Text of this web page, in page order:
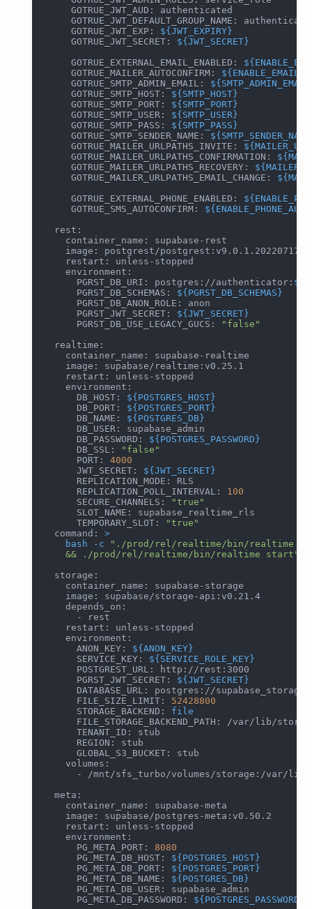
     GOTRUE_JWT_AUD: authenticated
GOTRUE_JWT_DEFAULT_GROUP_NAME:
     GOTRUE_JWT_EXP:
${JWT_EXPIRY}
     GOTRUE_JWT_SECRET:
${JWT_SECRET}
     GOTRUE_EXTERNAL_EMAIL_ENABLED:
     GOTRUE_MAILER_AUTOCONFIRM:
     GOTRUE_SMTP_ADMIN_EMAIL:
     GOTRUE_SMTP_HOST:
${SMTP_HOST}
     GOTRUE_SMTP_PORT:
${SMTP_PORT}
     GOTRUE_SMTP_USER:
${SMTP_USER}
     GOTRUE_SMTP_PASS:
${SMTP_PASS}
     GOTRUE_SMTP_SENDER_NAME:
     GOTRUE_MAILER_URLPATHS_INVITE:
     GOTRUE_MAILER_URLPATHS_CONFIRMATION:
     GOTRUE_MAILER_URLPATHS_RECOVERY:
     GOTRUE_MAILER_URLPATHS_EMAIL_CHANGE:
     GOTRUE_EXTERNAL_PHONE_ENABLED:
     GOTRUE_SMS_AUTOCONFIRM:
  rest:
    container_name: supabase-rest
    image: postgrest/postgrest:v9.0.1.20220717
    restart: unless-stopped
    environment:
      PGRST_DB_URI: postgres://authenticator:
      PGRST_DB_SCHEMAS:
${PGRST_DB_SCHEMAS}
      PGRST_DB_ANON_ROLE: anon
      PGRST_JWT_SECRET:
${JWT_SECRET}
      PGRST_DB_USE_LEGACY_GUCS:
"false"
  realtime:
    container_name: supabase-realtime
    image: supabase/realtime:v0.25.1
    restart: unless-stopped
    environment:
      DB_HOST:
${POSTGRES_HOST}
      DB_PORT:
${POSTGRES_PORT}
      DB_NAME:
${POSTGRES_DB}
      DB_USER: supabase_admin
      DB_PASSWORD:
${POSTGRES_PASSWORD}
      DB_SSL:
"false"
      PORT:
4000
      JWT_SECRET:
${JWT_SECRET}
      REPLICATION_MODE: RLS
      REPLICATION_POLL_INTERVAL:
100
      SECURE_CHANNELS:
"true"
      SLOT_NAME: supabase_realtime_rls
      TEMPORARY_SLOT:
"true"
  command:
>
bash
-c
"./prod/rel/realtime/bin/realtime
    && ./prod/rel/realtime/bin/realtime start"
  storage:
    container_name: supabase-storage
    image: supabase/storage-api:v0.21.4
    depends_on:
      - rest
    restart: unless-stopped
    environment:
      ANON_KEY:
${ANON_KEY}
      SERVICE_KEY:
${SERVICE_ROLE_KEY}
      POSTGREST_URL: http://rest:3000
      PGRST_JWT_SECRET:
${JWT_SECRET}
DATABASE_URL: postgres://
      FILE_SIZE_LIMIT:
52428800
      STORAGE_BACKEND:
file
FILE_STORAGE_BACKEND_PATH: /var/lib/
      TENANT_ID: stub
      REGION: stub
      GLOBAL_S3_BUCKET: stub
    volumes:
- /mnt/sfs_turbo/volumes/storage:/var/
  meta:
    container_name: supabase-meta
    image: supabase/postgres-meta:v0.50.2
    restart: unless-stopped
    environment:
      PG_META_PORT:
8080
      PG_META_DB_HOST:
${POSTGRES_HOST}
      PG_META_DB_PORT:
${POSTGRES_PORT}
      PG_META_DB_NAME:
${POSTGRES_DB}
      PG_META_DB_USER: supabase_admin
      PG_META_DB_PASSWORD:
${POSTGRES_PASSWORD}